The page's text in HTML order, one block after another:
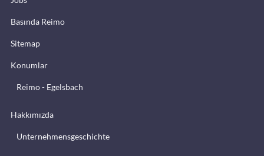
Basında Reimo
Sitemap
Konumlar
Reimo - Egelsbach
Hakkımızda
Unternehmensgeschichte